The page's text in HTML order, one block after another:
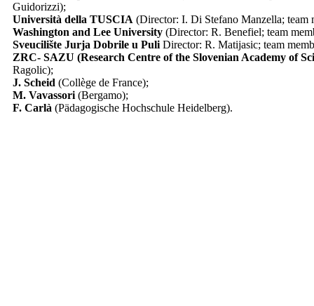
Guidorizzi);
Università della TUSCIA (Director: I. Di Stefano Manzella; team
Washington and Lee University (Director: R. Benefiel; team
Sveucilište Jurja Dobrile u Puli Director: R. Matijasic; team
ZRC- SAZU (Research Centre of the Slovenian Academy of
Ragolic);
J. Scheid (Collège de France);
M. Vavassori (Bergamo);
F. Carlà (Pädagogische Hochschule Heidelberg).